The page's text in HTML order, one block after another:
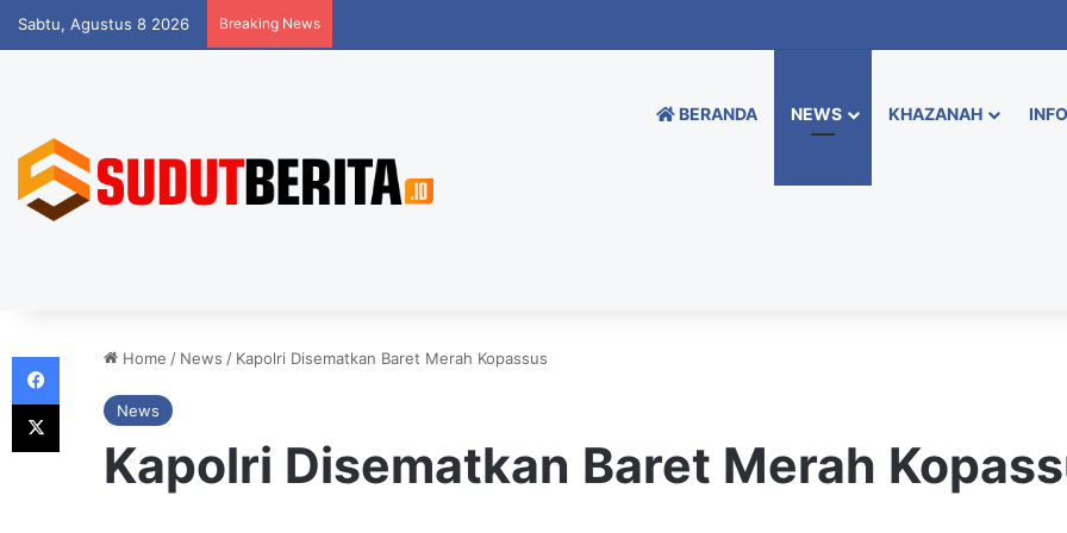
Sabtu, Agustus 8 2026 Breaking News
BERANDA NEWS KHAZANAH
Home / News / Kapolri Disematkan Baret Merah Kopassus
News
Kapolri Disematkan Baret Merah
Facebook
X